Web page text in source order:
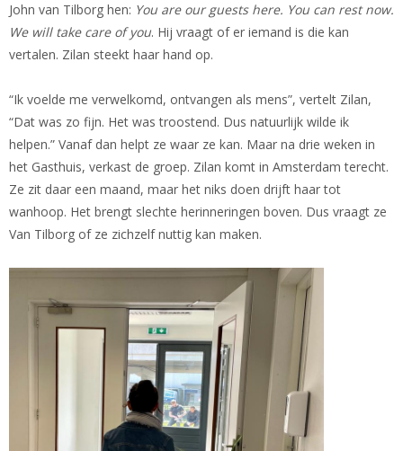
John van Tilborg hen: You are our guests here. You can rest now.
We will take care of you. Hij vraagt of er iemand is die kan
vertalen. Zilan steekt haar hand op.
“Ik voelde me verwelkomd, ontvangen als mens”, vertelt Zilan,
“Dat was zo fijn. Het was troostend. Dus natuurlijk wilde ik
helpen.” Vanaf dan helpt ze waar ze kan. Maar na drie weken in
het Gasthuis, verkast de groep. Zilan komt in Amsterdam terecht.
Ze zit daar een maand, maar het niks doen drijft haar tot
wanhoop. Het brengt slechte herinneringen boven. Dus vraagt ze
Van Tilborg of ze zichzelf nuttig kan maken.